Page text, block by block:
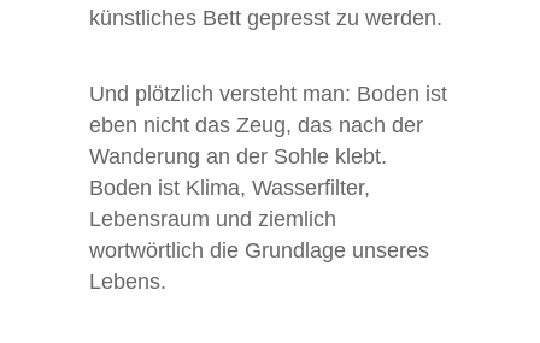
künstliches Bett gepresst zu werden.
Und plötzlich versteht man: Boden ist
eben nicht das Zeug, das nach der
Wanderung an der Sohle klebt.
Boden ist Klima, Wasserfilter,
Lebensraum und ziemlich
wortwörtlich die Grundlage unseres
Lebens.